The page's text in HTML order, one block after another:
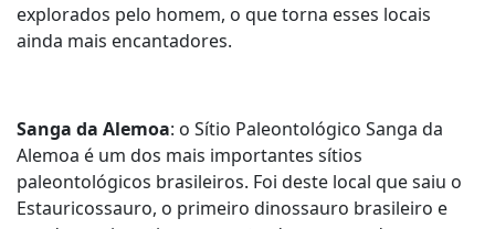
explorados pelo homem, o que torna esses locais
ainda mais encantadores.
Sanga da Alemoa: o Sítio Paleontológico Sanga da
Alemoa é um dos mais importantes sítios
paleontológicos brasileiros. Foi deste local que saiu o
Estauricossauro, o primeiro dinossauro brasileiro e